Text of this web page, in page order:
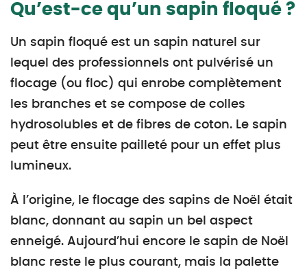
Qu’est-ce qu’un sapin floqué ?
Un sapin floqué est un sapin naturel sur
lequel des professionnels ont pulvérisé un
flocage (ou floc) qui enrobe complètement
les branches et se compose de colles
hydrosolubles et de fibres de coton. Le sapin
peut être ensuite pailleté pour un effet plus
lumineux.
À l’origine, le flocage des sapins de Noël était
blanc, donnant au sapin un bel aspect
enneigé. Aujourd’hui encore le sapin de Noël
blanc reste le plus courant, mais la palette